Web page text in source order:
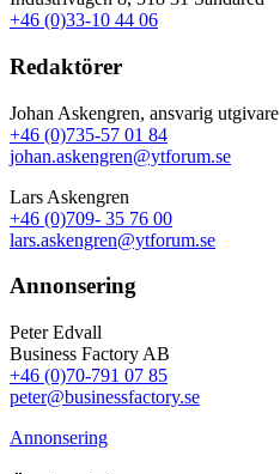
+46 (0)33-10 44 06
Redaktörer
Johan Askengren, ansvarig utgivare
+46 (0)735-57 01 84
johan.askengren@ytforum.se
Lars Askengren
+46 (0)709- 35 76 00
lars.askengren@ytforum.se
Annonsering
Peter Edvall
Business Factory AB
+46 (0)70-791 07 85
peter@businessfactory.se
Annonsering